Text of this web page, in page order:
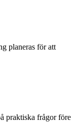
planeras för att
praktiska frågor före